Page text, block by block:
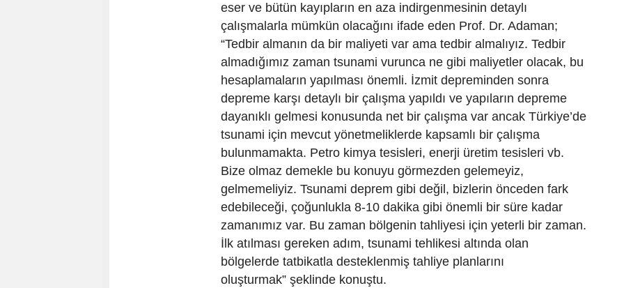
eser ve bütün kayıpların en aza indirgenmesinin detaylı
çalışmalarla mümkün olacağını ifade eden Prof. Dr. Adaman;
“Tedbir almanın da bir maliyeti var ama tedbir almalıyız. Tedbir
almadığımız zaman tsunami vurunca ne gibi maliyetler olacak, bu
hesaplamaların yapılması önemli. İzmit depreminden sonra
depreme karşı detaylı bir çalışma yapıldı ve yapıların depreme
dayanıklı gelmesi konusunda net bir çalışma var ancak Türkiye’de
tsunami için mevcut yönetmeliklerde kapsamlı bir çalışma
bulunmamakta. Petro kimya tesisleri, enerji üretim tesisleri vb.
Bize olmaz demekle bu konuyu görmezden gelemeyiz,
gelmemeliyiz. Tsunami deprem gibi değil, bizlerin önceden fark
edebileceği, çoğunlukla 8-10 dakika gibi önemli bir süre kadar
zamanımız var. Bu zaman bölgenin tahliyesi için yeterli bir zaman.
İlk atılması gereken adım, tsunami tehlikesi altında olan
bölgelerde tatbikatla desteklenmiş tahliye planlarını
oluşturmak” şeklinde konuştu.